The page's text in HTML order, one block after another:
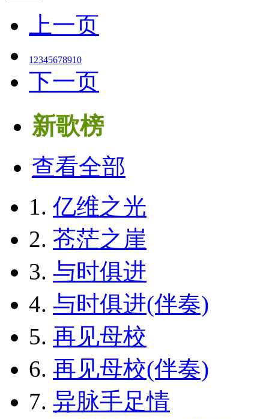
上一页
1 2345678910
下一页
新歌榜
查看全部
1. 亿维之光
2. 苍茫之崖
3. 与时俱进
4. 与时俱进(伴奏)
5. 再见母校
6. 再见母校(伴奏)
7. 异脉手足情